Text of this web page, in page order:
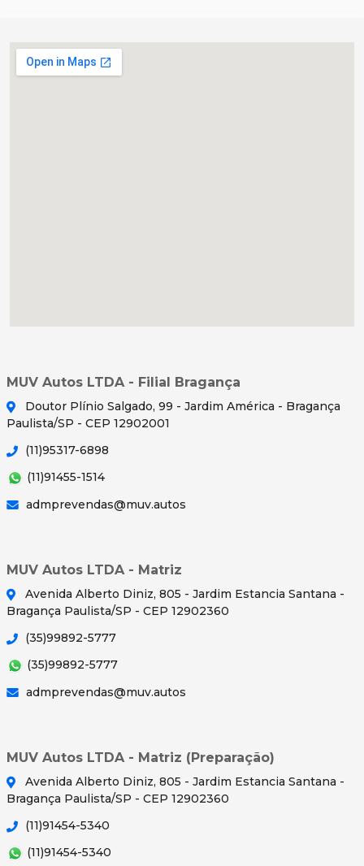
MUV Autos LTDA - Filial Bragança
Doutor Plínio Salgado, 99 - Jardim América - Bragança
Paulista/SP - CEP 12902001
(11)95317-6898
(11)91455-1514
admprevendas@muv.autos
MUV Autos LTDA - Matriz
Avenida Alberto Diniz, 805 - Jardim Estancia Santana -
Bragança Paulista/SP - CEP 12902360
(35)99892-5777
(35)99892-5777
admprevendas@muv.autos
MUV Autos LTDA - Matriz (Preparação)
Avenida Alberto Diniz, 805 - Jardim Estancia Santana -
Bragança Paulista/SP - CEP 12902360
(11)91454-5340
(11)91454-5340